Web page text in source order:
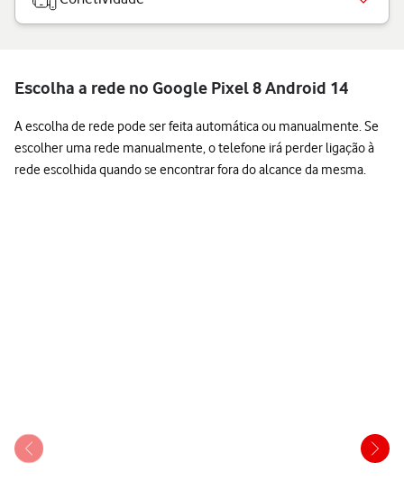
Escolha a rede no Google Pixel 8 Android 14
A escolha de rede pode ser feita automática ou manualmente. Se
escolher uma rede manualmente, o telefone irá perder ligação à
rede escolhida quando se encontrar fora do alcance da mesma.